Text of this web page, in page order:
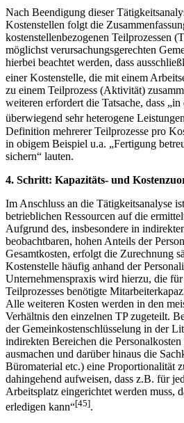
Nach Beendigung dieser
Kostenstellen folgt die
kostenstellenbezogenen Teilprozessen
möglichst verursachungsgerechten
hierbei beachtet werden, dass
einer Kostenstelle, die mit einem
zu einem Teilprozess (Aktivität)
weiteren erfordert die Tatsache, dass
überwiegend sehr heterogene
Definition mehrerer Teilprozesse pro
in obigem Beispiel u.a. „Fertigung
sichern“ lauten.
4. Schritt: Kapazitäts- und
Im Anschluss an die Tätigkeitsanalyse
betrieblichen Ressourcen auf die
Aufgrund des, insbesondere in
beobachtbaren, hohen Anteils der
Gesamtkosten, erfolgt die Zurechnung
Kostenstelle häufig anhand der
Unternehmenspraxis wird hierzu, die
Teilprozesses benötigte
Alle weiteren Kosten werden in den
Verhältnis den einzelnen TP zugeteilt.
der Gemeinkostenschlüsselung in der
indirekten Bereichen die
ausmachen und darüber hinaus die
Büromaterial etc.) eine Proportionalität
dahingehend aufweisen, dass z.B. für
Arbeitsplatz eingerichtet werden muss,
erledigen kann“[45].